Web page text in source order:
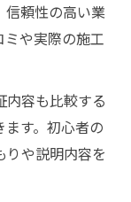
信頼性の高い業
や実際の施工
容も比較する
す。初心者の
りや説明内容を